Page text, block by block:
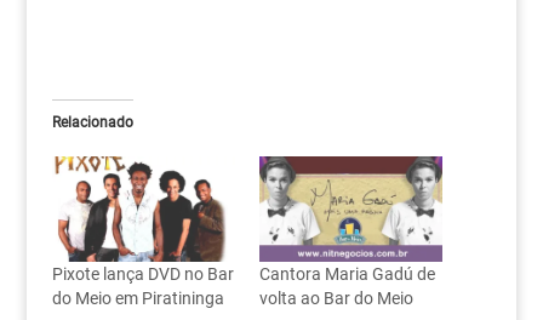
Relacionado
Pixote lança DVD no Bar
do Meio em Piratininga
Cantora Maria Gadú de
volta ao Bar do Meio